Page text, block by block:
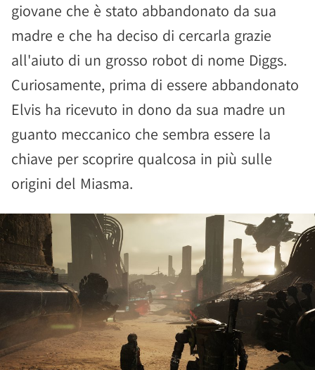
giovane che è stato abbandonato da sua
madre e che ha deciso di cercarla grazie
all'aiuto di un grosso robot di nome Diggs.
Curiosamente, prima di essere abbandonato
Elvis ha ricevuto in dono da sua madre un
guanto meccanico che sembra essere la
chiave per scoprire qualcosa in più sulle
origini del Miasma.